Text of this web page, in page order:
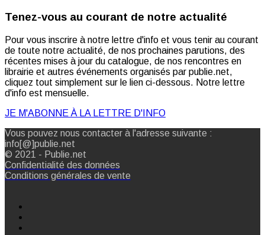
Tenez-vous au courant de notre actualité
Pour vous inscrire à notre lettre d'info et vous tenir au courant
de toute notre actualité, de nos prochaines parutions, des
récentes mises à jour du catalogue, de nos rencontres en
librairie et autres événements organisés par publie.net,
cliquez tout simplement sur le lien ci-dessous. Notre lettre
d'info est mensuelle.
JE M'ABONNE À LA LETTRE D'INFO
Vous pouvez nous contacter à l'adresse suivante :
info[@]publie.net
© 2021 - Publie.net
Confidentialité des données
Conditions générales de vente